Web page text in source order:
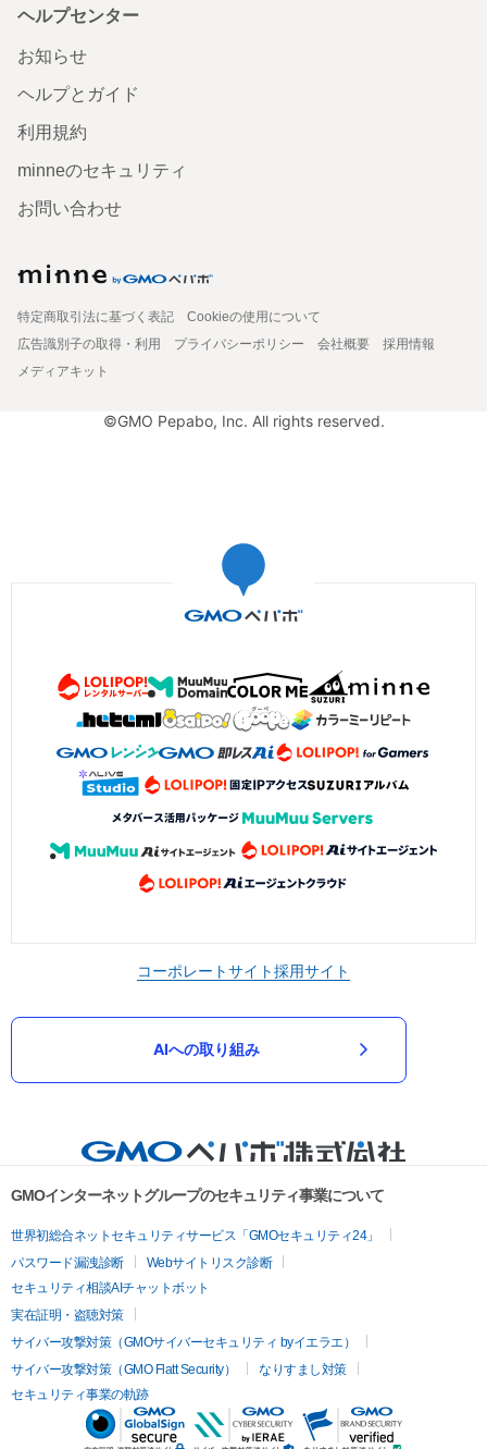
ヘルプセンター
お知らせ
ヘルプとガイド
利用規約
minneのセキュリティ
お問い合わせ
特定商取引法に基づく表記
Cookieの使用について
広告識別子の取得・利用
プライバシーポリシー 会社概要
採用情報
メディアキット
©GMO Pepabo, Inc. All rights reserved.
コーポレートサイト採用サイト
AIへの取り組み
GMOインターネットグループのセキュリティ事業について
世界初総合ネットセキュリティサービス「GMOセキュリティ24」
パスワード漏洩診断
Webサイトリスク診断
セキュリティ相談AIチャットボット
実在証明・盗聴対策
サイバー攻撃対策（GMOサイバーセキュリティ byイエラエ）
サイバー攻撃対策（GMO Flatt Security）
なりすまし対策
セキュリティ事業の軌跡